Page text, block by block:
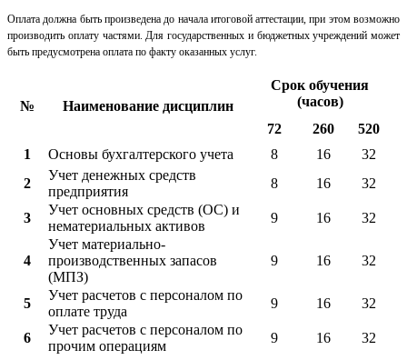
Оплата должна быть произведена до начала итоговой аттестации, при этом возможно
производить оплату частями. Для государственных и бюджетных учреждений может
быть предусмотрена оплата по факту оказанных услуг.
№ Наименование дисциплин
Срок обучения
(часов)
72
260
520
1
Основы бухгалтерского учета 8 16
32
2
Учет денежных средств
предприятия
8 16 32
3
Учет основных средств (ОС) и
нематериальных активов
9 16 32
4
Учет материально-
производственных запасов
(МПЗ)
9 16 32
5
Учет расчетов с персоналом по
оплате труда
9 16 32
6
Учет расчетов с персоналом по
прочим операциям
9 16 32